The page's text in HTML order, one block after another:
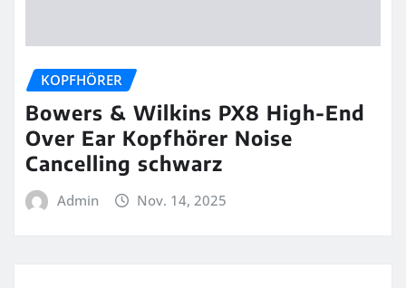
KOPFHÖRER
Bowers & Wilkins PX8 High-End
Over Ear Kopfhörer Noise
Cancelling schwarz
Admin Nov. 14, 2025